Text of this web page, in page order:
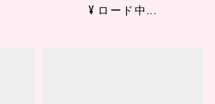
¥ ロード中...